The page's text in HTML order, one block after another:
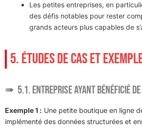
Les petites entreprises, en
des défis notables pour rester
grands acteurs plus capables de
5. ÉTUDES DE CAS ET
5.1. Entreprise ayant bénéficié
Exemple 1 : Une petite boutique en ligne
implémenté des données structurées et